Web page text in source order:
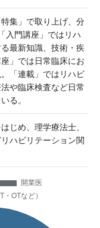
集」で取り上げ、分
入門講座」ではリハ
最新知識、技術・疾
」では日常臨床にお
「連載」ではリハビ
や臨床検査など日常
る。
じめ、理学療法士、
ハビリテーション関